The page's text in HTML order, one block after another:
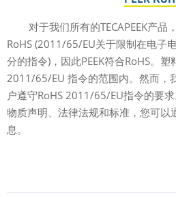
对于我们所有的TECAPEEK产品
RoHS (2011/65/EU关于限制在电子
分的指令)，因此PEEK符合RoHS。
2011/65/EU 指令的范围内。然而，
户遵守RoHS 2011/65/EU指令的要
物质声明、法律法规和标准，您可以
息。